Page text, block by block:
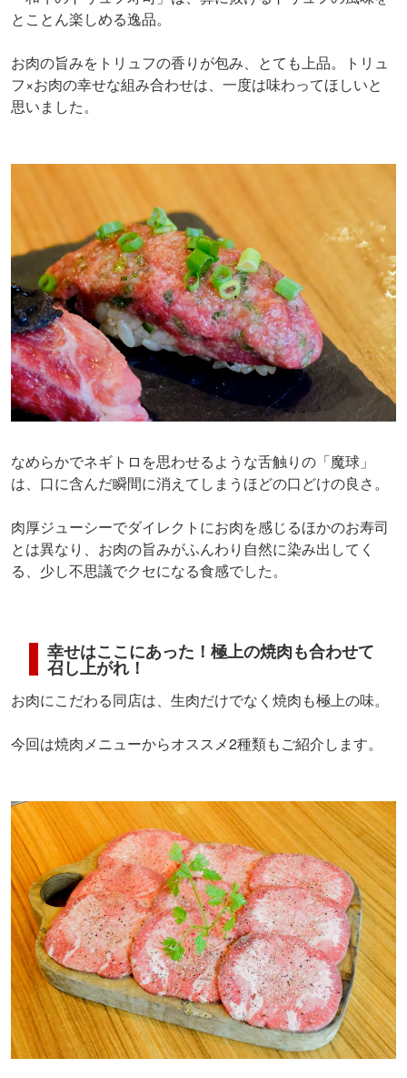
とことん楽しめる逸品。
お肉の旨みをトリュフの香りが包み、とても上品。トリュ
フ×お肉の幸せな組み合わせは、一度は味わってほしいと
思いました。
なめらかでネギトロを思わせるような舌触りの「魔球」
は、口に含んだ瞬間に消えてしまうほどの口どけの良さ。
肉厚ジューシーでダイレクトにお肉を感じるほかのお寿司
とは異なり、お肉の旨みがふんわり自然に染み出してく
る、少し不思議でクセになる食感でした。
幸せはここにあった！極上の焼肉も合わせて
召し上がれ！
お肉にこだわる同店は、生肉だけでなく焼肉も極上の味。
今回は焼肉メニューからオススメ2種類もご紹介します。